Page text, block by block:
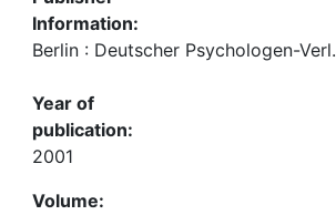
Information:
Berlin : Deutscher Psychologen-Verl.
Year of
publication:
2001
Volume: